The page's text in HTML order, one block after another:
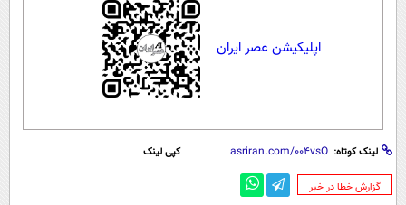
اپلیکیشن عصر ایران
لینک کوتاه: کپی لینک
‌گزارش خطا در خبر